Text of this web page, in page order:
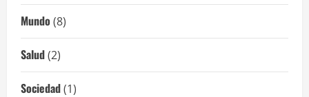
Mundo (8)
Salud(2)
Sociedad(1)